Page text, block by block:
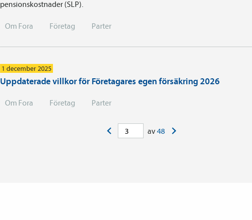
pensionskostnader (SLP).
Om Fora Företag Parter
1 december 2025
Uppdaterade villkor för Företagares egen försäkring 2026
Om Fora Företag Parter
av48